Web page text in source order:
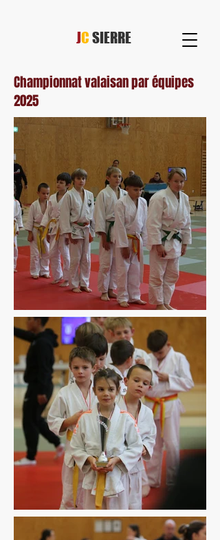
JC SIERRE
Championnat valaisan par équipes
2025